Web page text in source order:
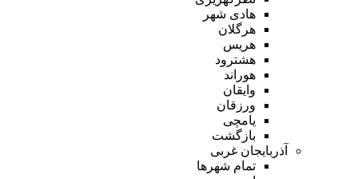
هادی شهر
هرگلان
هریس
هشترود
هوراند
وایقان
ورزقان
یامچی
بازگشت
آذربایجان غربی
تمام شهر‌ها